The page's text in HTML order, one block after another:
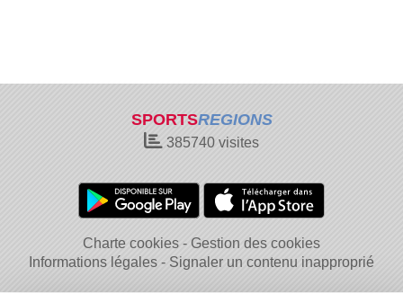
SPORTSREGIONS
385740 visites
Charte cookies
Gestion des cookies
Informations légales
Signaler un contenu inapproprié